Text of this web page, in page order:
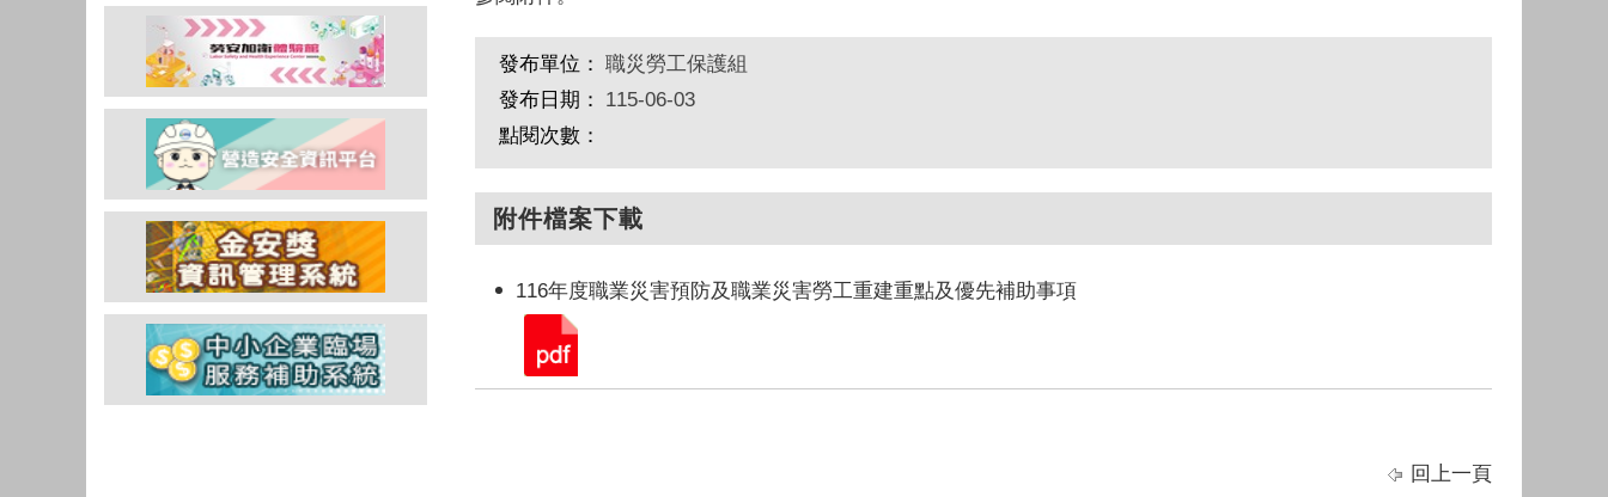
發布單位： 職災勞工保護組
發布日期：
115-06-03
點閱次數：
附件檔案下載
116年度職業災害預防及職業災害勞工重建重點及優先補助事項
回上一頁